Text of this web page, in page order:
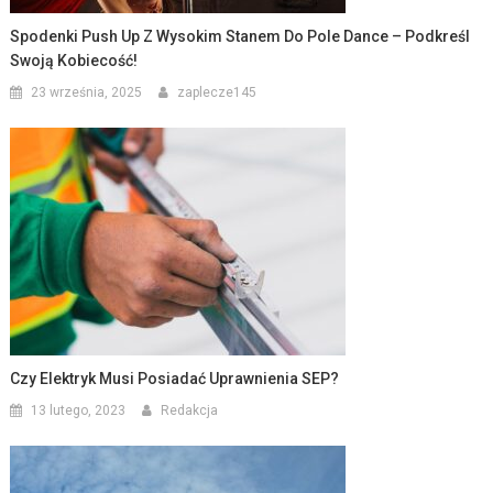
Spodenki Push Up Z Wysokim Stanem Do Pole Dance – Podkreśl
Swoją Kobiecość!
23 września, 2025 zaplecze145
Czy Elektryk Musi Posiadać Uprawnienia SEP?
13 lutego, 2023 Redakcja